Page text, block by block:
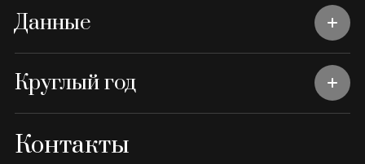
Данные
Круглый год
Контакты